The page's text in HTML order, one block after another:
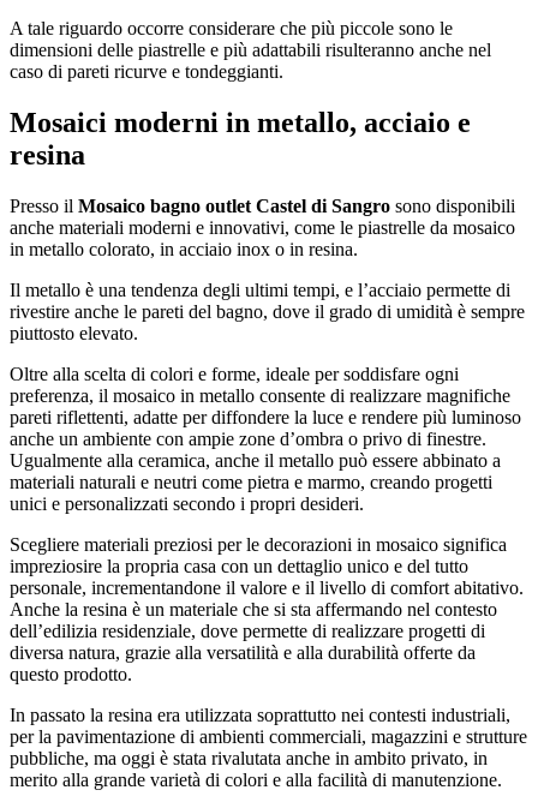
A tale riguardo occorre considerare che più piccole sono le
dimensioni delle piastrelle e più adattabili risulteranno anche nel
caso di pareti ricurve e tondeggianti.
Mosaici moderni in metallo, acciaio e
resina
Presso il Mosaico bagno outlet Castel di Sangro sono disponibili
anche materiali moderni e innovativi, come le piastrelle da mosaico
in metallo colorato, in acciaio inox o in resina.
Il metallo è una tendenza degli ultimi tempi, e l’acciaio permette di
rivestire anche le pareti del bagno, dove il grado di umidità è sempre
piuttosto elevato.
Oltre alla scelta di colori e forme, ideale per soddisfare ogni
preferenza, il mosaico in metallo consente di realizzare magnifiche
pareti riflettenti, adatte per diffondere la luce e rendere più luminoso
anche un ambiente con ampie zone d’ombra o privo di finestre.
Ugualmente alla ceramica, anche il metallo può essere abbinato a
materiali naturali e neutri come pietra e marmo, creando progetti
unici e personalizzati secondo i propri desideri.
Scegliere materiali preziosi per le decorazioni in mosaico significa
impreziosire la propria casa con un dettaglio unico e del tutto
personale, incrementandone il valore e il livello di comfort abitativo.
Anche la resina è un materiale che si sta affermando nel contesto
dell’edilizia residenziale, dove permette di realizzare progetti di
diversa natura, grazie alla versatilità e alla durabilità offerte da
questo prodotto.
In passato la resina era utilizzata soprattutto nei contesti industriali,
per la pavimentazione di ambienti commerciali, magazzini e strutture
pubbliche, ma oggi è stata rivalutata anche in ambito privato, in
merito alla grande varietà di colori e alla facilità di manutenzione.